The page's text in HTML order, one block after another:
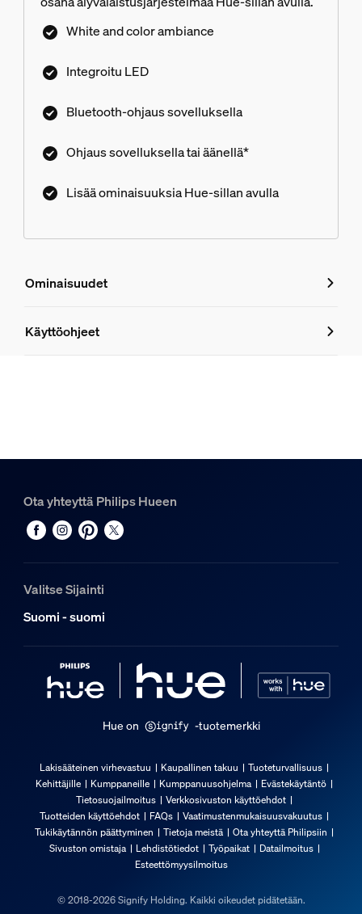
White and color ambiance
Integroitu LED
Bluetooth-ohjaus sovelluksella
Ohjaus sovelluksella tai äänellä*
Lisää ominaisuuksia Hue-sillan avulla
Ominaisuudet
Ominaisuudet
Väri
Materiaali
Metalli, Synteettinen
Kestävyys
Nimelliskäyttöikä
25 000
Lisäominaisuus/lisävaruste mukana
Himmennettävä Hue-sovelluksella ja kytkimellä
Kyllä
Valon ominaisuudet
Värilämpötila
Yleistä
Käyttöohjeet
Ota yhteyttä Philips Hueen
Valitse Sijainti
Suomi - suomi
Hue on -tuotemerkki
Lakisääteinen virhevastuu Kaupallinen takuu
Tuoteturvallisuus
Kehittäjille
Kumppaneille Kumppanuusohjelma
Evästekäytäntö
Tietosuojailmoitus
Verkkosivuston käyttöehdot
Tuotteiden käyttöehdot
FAQs
Vaatimustenmukaisuusvakuutus
Tukikäytännön päättyminen
Tietoja meistä
Ota yhteyttä Philipsiin
Sivuston omistaja
Lehdistötiedot Työpaikat
Datailmoitus
Esteettömyysilmoitus
© 2018-2026 Signify Holding. Kaikki oikeudet pidätetään.